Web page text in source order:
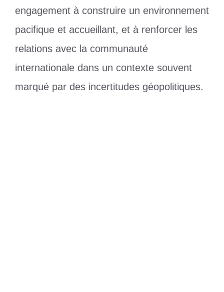
engagement à construire un environnement
pacifique et accueillant, et à renforcer les
relations avec la communauté
internationale dans un contexte souvent
marqué par des incertitudes géopolitiques.